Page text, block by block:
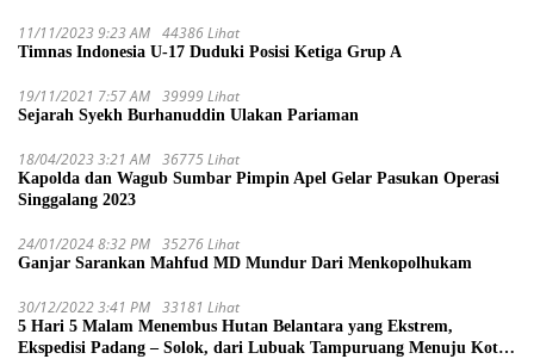
11/11/2023 9:23 AM 44386 Lihat
Timnas Indonesia U-17 Duduki Posisi Ketiga Grup A
19/11/2021 7:57 AM 39999 Lihat
Sejarah Syekh Burhanuddin Ulakan Pariaman
18/04/2023 3:21 AM 36775 Lihat
Kapolda dan Wagub Sumbar Pimpin Apel Gelar Pasukan Operasi
Singgalang 2023
24/01/2024 8:32 PM 35276 Lihat
Ganjar Sarankan Mahfud MD Mundur Dari Menkopolhukam
30/12/2022 3:41 PM 33181 Lihat
5 Hari 5 Malam Menembus Hutan Belantara yang Ekstrem,
Ekspedisi Padang – Solok, dari Lubuak Tampuruang Menuju Koto